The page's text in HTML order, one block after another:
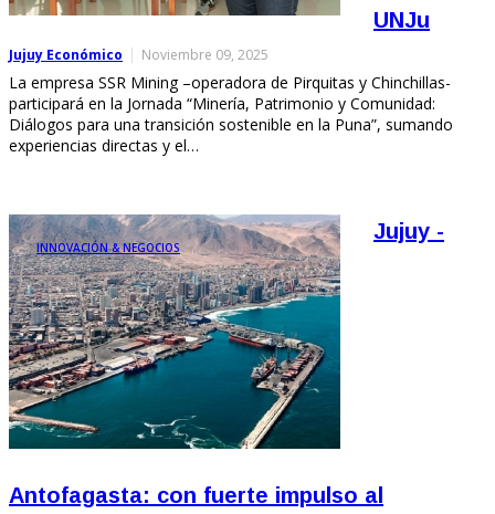
UNJu
Jujuy Económico Noviembre 09, 2025
La empresa SSR Mining –operadora de Pirquitas y Chinchillas-
participará en la Jornada “Minería, Patrimonio y Comunidad:
Diálogos para una transición sostenible en la Puna”, sumando
experiencias directas y el…
INNOVACIÓN & NEGOCIOS
Jujuy -
Antofagasta: con fuerte impulso al